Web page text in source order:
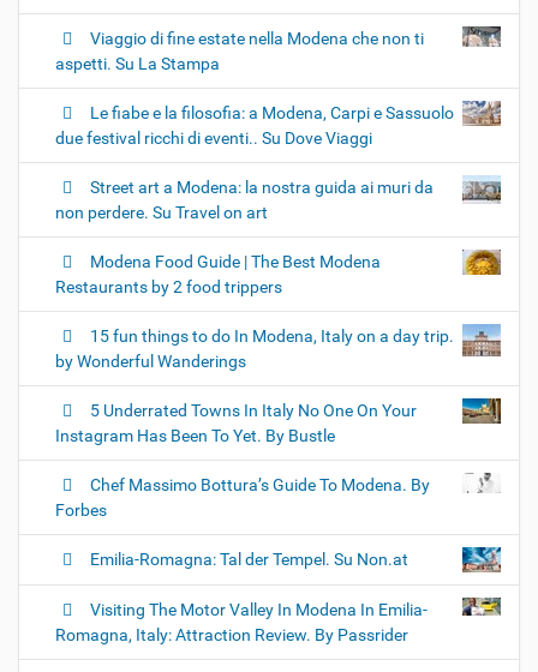
Viaggio di fine estate nella Modena che non ti
aspetti. Su La Stampa
Le fiabe e la filosofia: a Modena, Carpi e Sassuolo
due festival ricchi di eventi.. Su Dove Viaggi
Street art a Modena: la nostra guida ai muri da
non perdere. Su Travel on art
Modena Food Guide | The Best Modena
Restaurants by 2 food trippers
15 fun things to do In Modena, Italy on a day trip.
by Wonderful Wanderings
5 Underrated Towns In Italy No One On Your
Instagram Has Been To Yet. By Bustle
Chef Massimo Bottura’s Guide To Modena. By
Forbes
Emilia-Romagna: Tal der Tempel. Su Non.at
Visiting The Motor Valley In Modena In Emilia-
Romagna, Italy: Attraction Review. By Passrider